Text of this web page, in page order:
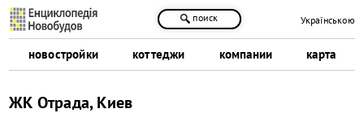
новостройки коттеджи компании карта
поиск Українською
ЖК Отрада, Киев